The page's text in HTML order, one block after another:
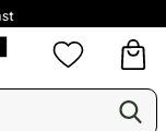
Group AB
Mina